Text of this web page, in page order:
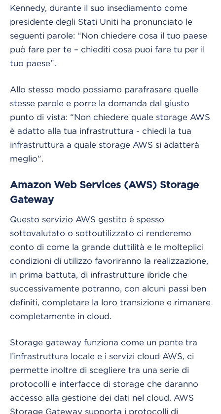
Kennedy, durante il suo insediamento come
presidente degli Stati Uniti ha pronunciato le
seguenti parole: “Non chiedere cosa il tuo paese
può fare per te – chiediti cosa puoi fare tu per il
tuo paese”.
Allo stesso modo possiamo parafrasare quelle
stesse parole e porre la domanda dal giusto
punto di vista: “Non chiedere quale storage AWS
è adatto alla tua infrastruttura - chiedi la tua
infrastruttura a quale storage AWS si adatterà
meglio”.
Amazon Web Services (AWS) Storage
Gateway
Questo servizio AWS gestito è spesso
sottovalutato o sottoutilizzato ci renderemo
conto di come la grande duttilità e le molteplici
condizioni di utilizzo favoriranno la realizzazione,
in prima battuta, di infrastrutture ibride che
successivamente potranno, con alcuni passi ben
definiti, completare la loro transizione e rimanere
completamente in cloud.
Storage gateway funziona come un ponte tra
l’infrastruttura locale e i servizi cloud AWS, ci
permette inoltre di scegliere tra una serie di
protocolli e interfacce di storage che daranno
accesso alla gestione dei dati nel cloud. AWS
Storage Gateway supporta i protocolli di